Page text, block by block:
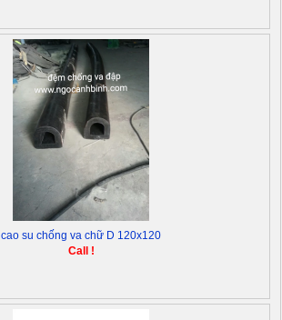
cao su chống va chữ D 120x120
Call !